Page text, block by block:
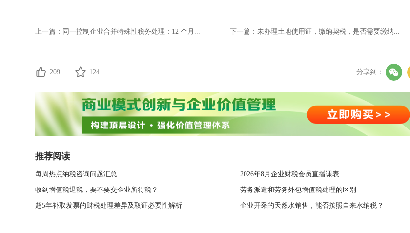
上一篇： 同一控制企业合并特殊性税务处理：12 个月... 下一篇： 未办理土地使用证，缴纳契税，是否需要缴纳...
209 124 分享到：
推荐阅读
每周热点纳税咨询问题汇总 2026年8月企业财税会员直播课表
收到增值税退税，要不要交企业所得税？ 劳务派遣和劳务外包增值税处理的区别
超5年补取发票的财税处理差异及取证必要性解析 企业开采的天然水销售，能否按照自来水纳税？